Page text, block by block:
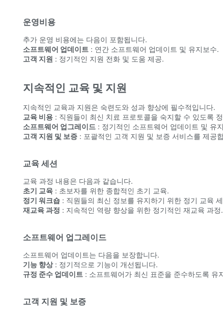
운영비용
추가 운영 비용에는 다음이 포함됩니다.
소프트웨어 업데이트 : 연간 소프트웨어 업데이트 및 유지보수.
고객 지원 : 정기적인 지원 전화 및 도움 제공.
지속적인 교육 및 지원
지속적인 교육과 지원은 숙련도와 성과 향상에 필수적입니다.
교육 비용 : 직원들이 최신 치료 프로토콜을 숙지할 수 있도록
소프트웨어 업그레이드 : 정기적인 소프트웨어 업데이트 및 유
고객 지원 및 보증 : 포괄적인 고객 지원 및 보증 서비스를 제공
교육 세션
교육 과정 내용은 다음과 같습니다.
초기 교육 : 초보자를 위한 종합적인 초기 교육.
정기 워크숍 : 직원들의 최신 정보를 유지하기 위한 정기 교육
재교육 과정 : 지속적인 역량 향상을 위한 정기적인 재교육 과정.
소프트웨어 업그레이드
소프트웨어 업데이트는 다음을 보장합니다.
기능 향상: 정기적으로 기능이 개선됩니다.
규정 준수 업데이트 : 소프트웨어가 최신 표준을 준수하도록 유
고객 지원 및 보증